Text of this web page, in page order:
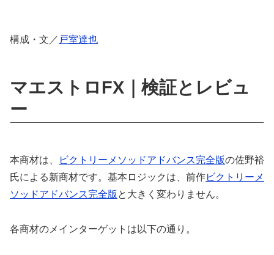
構成・文／ 戸室達也
マエストロFX｜検証とレビュ
ー
本商材は、 ビクトリーメソッドアドバンス完全版の佐野裕
氏による新商材です。基本ロジックは、前作ビクトリーメ
ソッドアドバンス完全版 と大きく変わりません。
各商材のメインターゲットは以下の通り。